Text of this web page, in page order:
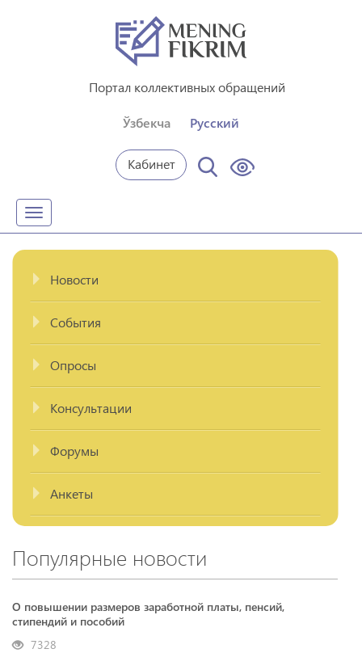
Портал коллективных обращений
Ўзбекча Русский
Кабинет
Toggle
navigation
Новости
События
Опросы
Консультации
Форумы
Анкеты
Популярные новости
О повышении размеров заработной платы, пенсий,
стипендий и пособий
7328